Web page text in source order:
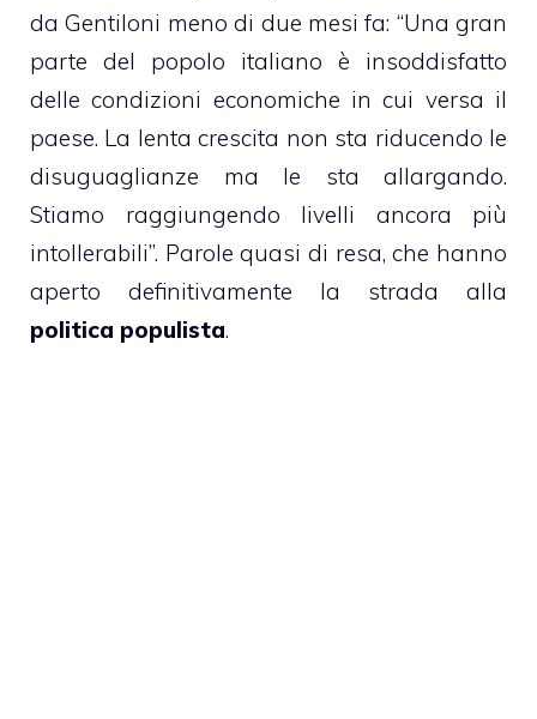
da Gentiloni meno di due mesi fa: “Una gran
parte del popolo italiano è insoddisfatto
delle condizioni economiche in cui versa il
paese. La lenta crescita non sta riducendo le
disuguaglianze ma le sta allargando.
Stiamo raggiungendo livelli ancora più
intollerabili”. Parole quasi di resa, che hanno
aperto definitivamente la strada alla
politica populista.